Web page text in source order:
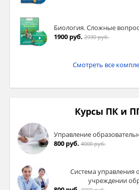
Биология. Сложные
1900 руб. 2930 руб.
Смотреть все
Курсы ПК и
Управление
800 руб. 4000 руб.
Система управления
учреждении